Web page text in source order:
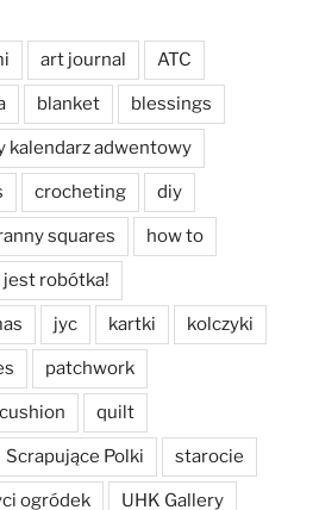
art journal ATC
blanket blessings
kalendarz adwentowy
crocheting diy
squares how to
jest robótka!
jyc kartki kolczyki
patchwork
quilt
Scrapujące Polki starocie
ogródek UHK Gallery